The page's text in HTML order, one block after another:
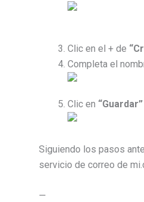
Clic en el + de
Completa el
Clic en “Guardar”
Siguiendo los pasos
servicio de correo de
—